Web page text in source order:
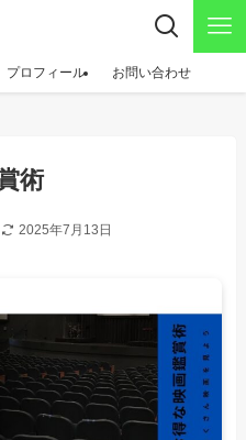
プロフィール お問い合わせ
術
2025年7月13日